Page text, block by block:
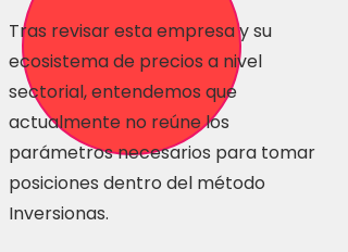
Tras revisar esta empresa y su
ecosistema de precios a nivel
sectorial, entendemos que
actualmente no reúne los
parámetros necesarios para tomar
posiciones dentro del método
Inversionas.